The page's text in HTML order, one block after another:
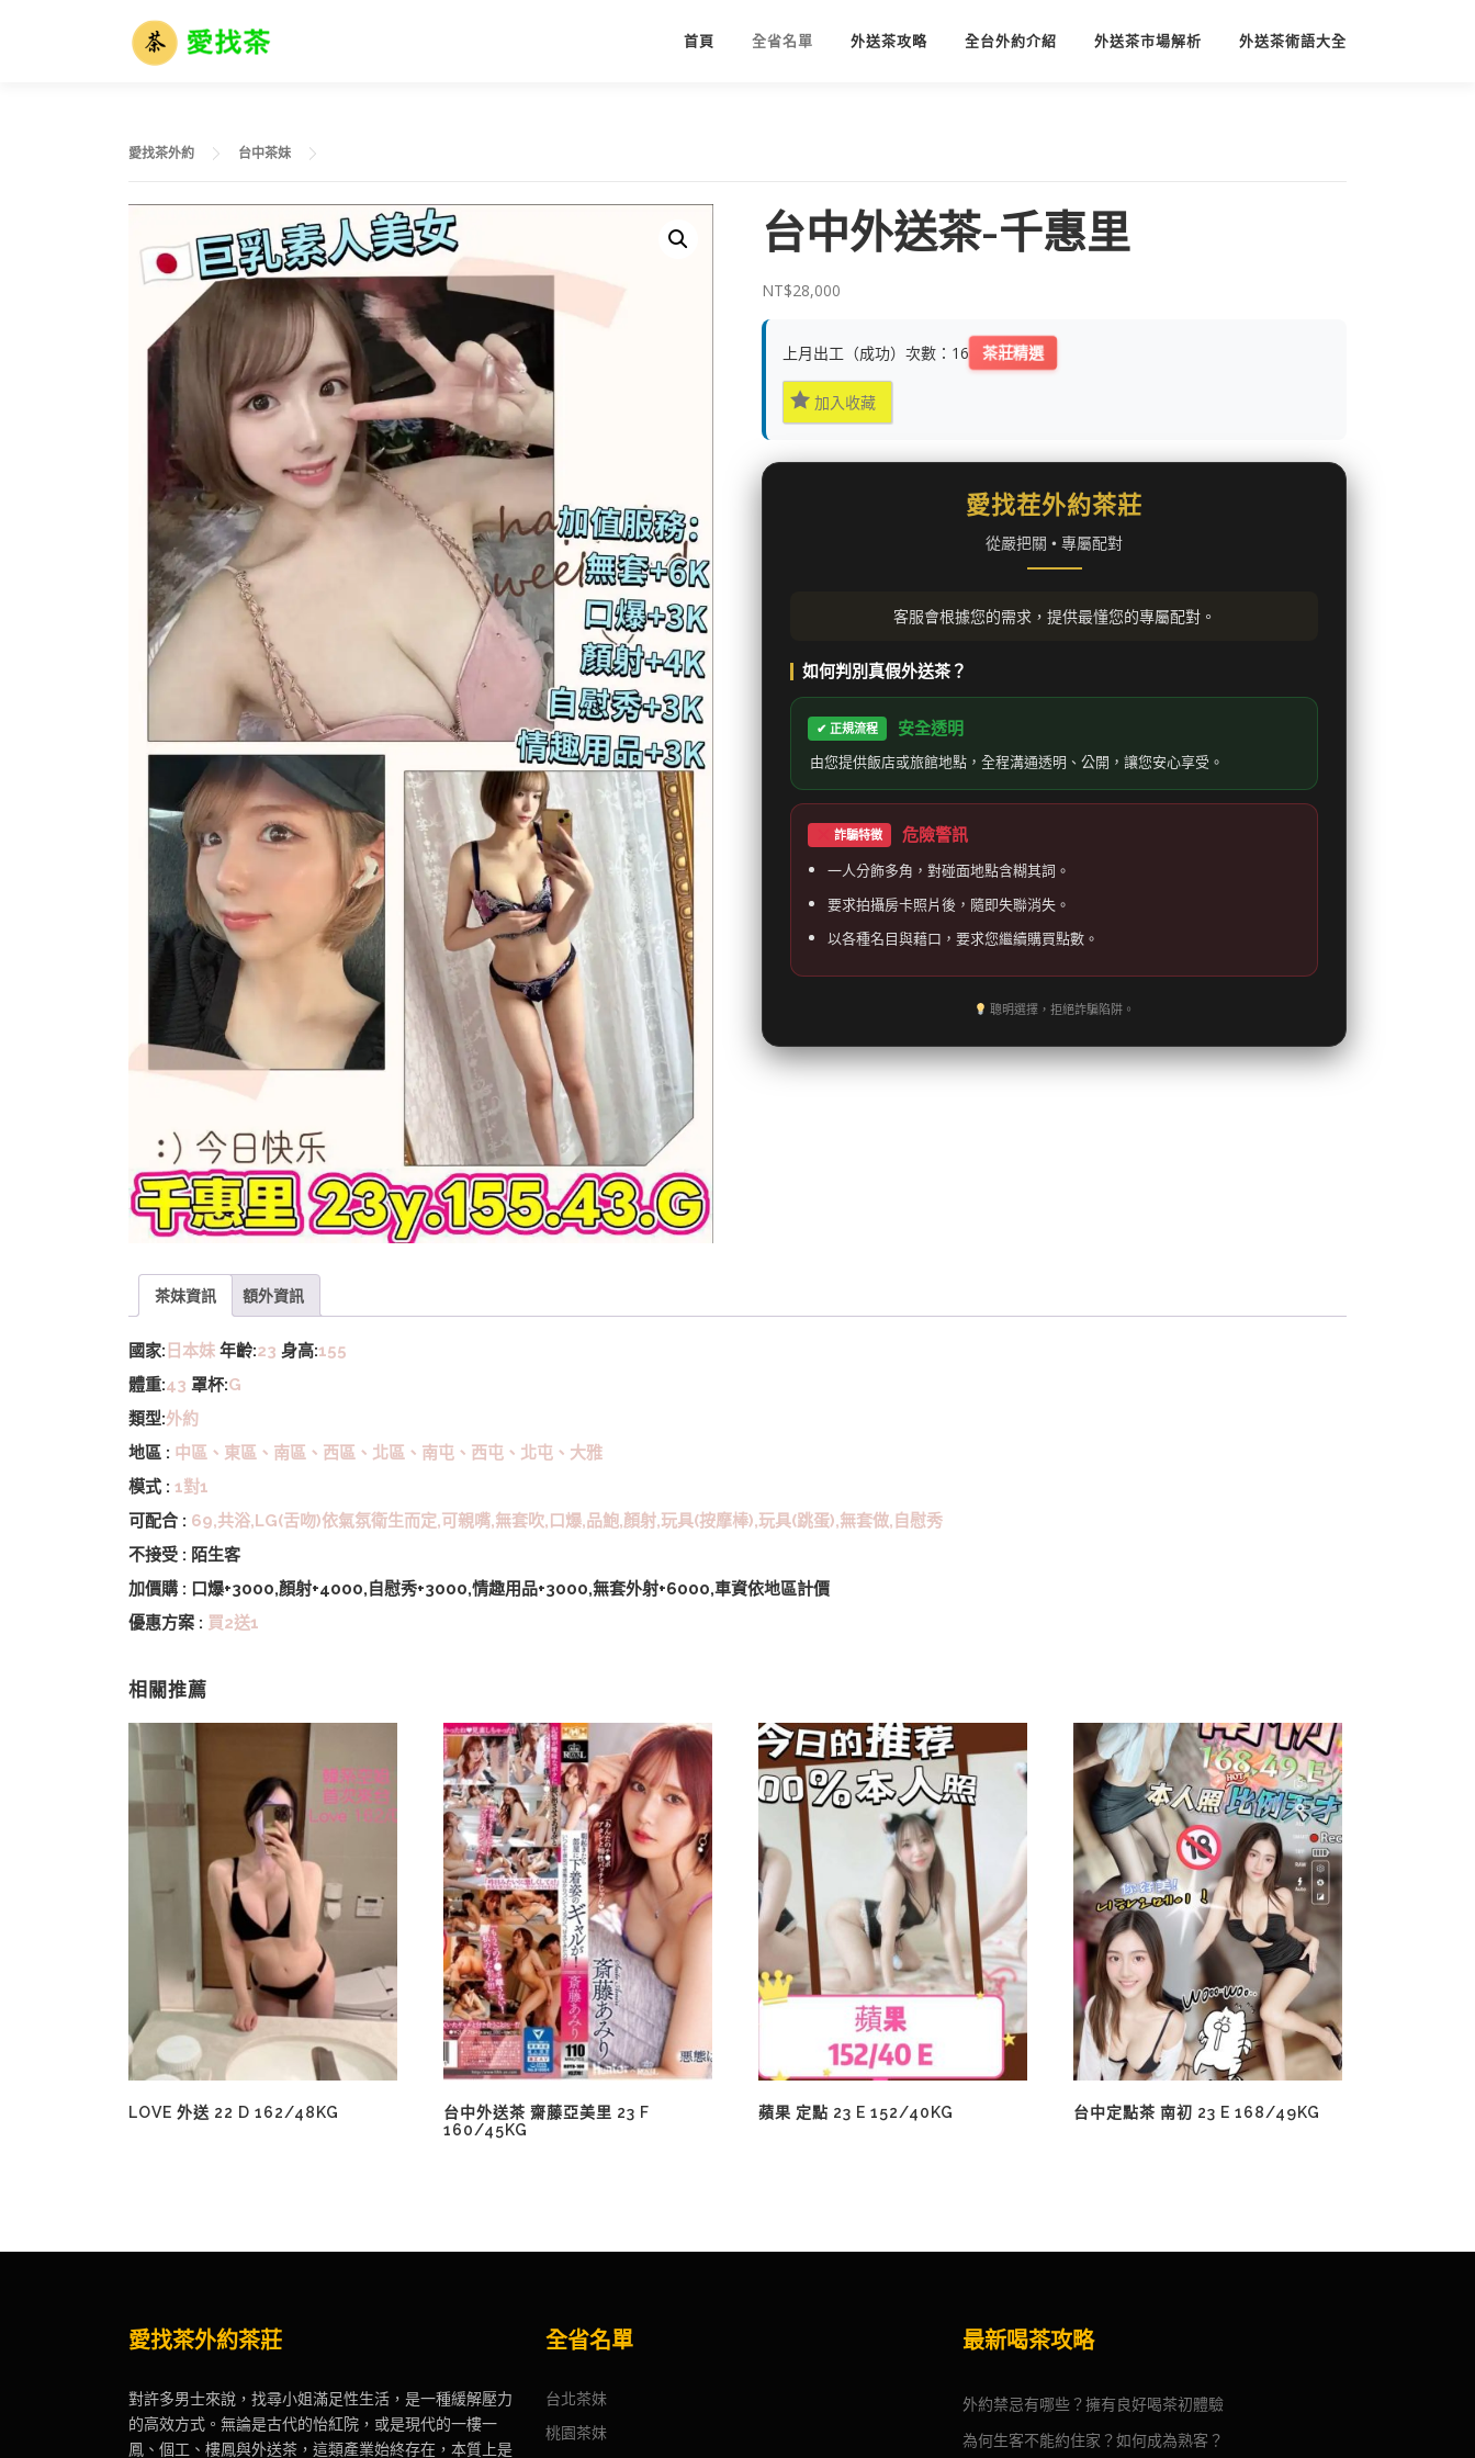
首頁 全省名單 外送茶攻略 全台外約介紹 外送茶市場解析 外送茶術語大全
愛找茶外約 台中茶妹
台中外送茶-千惠里
NT$28,000
上月出工（成功）次數：16 茶莊精選
加入收藏
愛找茬外約茶莊
從嚴把關 • 專屬配對
客服會根據您的需求，提供最懂您的專屬配對。
如何判別真假外送茶？
✔ 正規流程 安全透明
由您提供飯店或旅館地點，全程溝通透明、公開，讓您安心享受。
詐騙特徵 危險警訊
一人分飾多角，對碰面地點含糊其詞。
要求拍攝房卡照片後，隨即失聯消失。
以各種名目與藉口，要求您繼續購買點數。
聰明選擇，拒絕詐騙陷阱。
茶妹資訊 額外資訊
國家: 日本妹 年齡:23 身高:155
體重:43 罩杯:G
類型:外約
地區 : 中區、東區、南區、西區、北區、南屯、西屯、北屯、大雅
模式 : 1對1
可配合 : 69,共浴,LG(舌吻)依氣氛衛生而定,可親嘴,無套吹,口爆,品鮑,顏射,玩具(按摩棒),玩具(跳蛋),無套做,自慰秀
不接受 : 陌生客
加價購 : 口爆+3000,顏射+4000,自慰秀+3000,情趣用品+3000,無套外射+6000,車資依地區計價
優惠方案 : 買2送1
相關推薦
LOVE 外送 22 D 162/48KG
台中外送茶 齋藤亞美里 23 F
160/45KG
蘋果 定點 23 E 152/40KG 台中定點茶 南初 23 E 168/49KG
愛找茶外約茶莊
對許多男士來說，找尋小姐滿足性生活，是一種緩解壓力
的高效方式。無論是古代的怡紅院，或是現代的一樓一
鳳、個工、樓鳳與外送茶，這類產業始終存在，本質上是
全省名單
台北茶妹
桃園茶妹
最新喝茶攻略
外約禁忌有哪些？擁有良好喝茶初體驗
為何生客不能約住家？如何成為熟客？